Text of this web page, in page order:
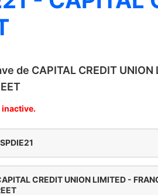
de CAPITAL CREDIT UNION
inactive.
CREDIT UNION LIMITED -